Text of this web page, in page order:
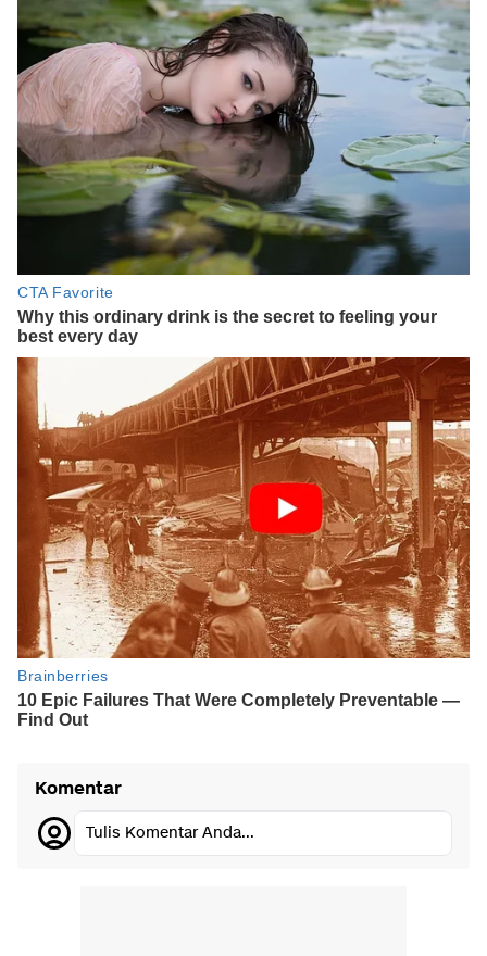
Komentar
Tulis Komentar Anda...